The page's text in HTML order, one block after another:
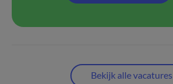
Bekijk alle vacatures